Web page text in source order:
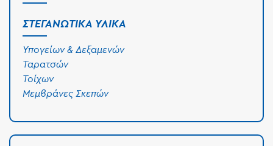
ΣΤΕΓΑΝΩΤΙΚΆ ΥΛΙΚΆ
Υπογείων & Δεξαμενών
Ταρατσών
Τοίχων
Μεμβράνες Σκεπών